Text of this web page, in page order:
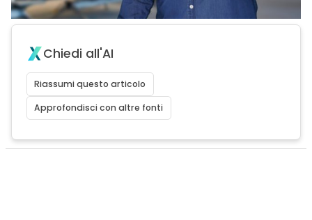
Chiedi all'AI
Riassumi questo articolo
Approfondisci con altre fonti